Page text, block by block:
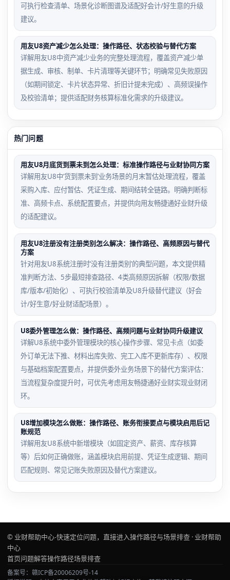
可执行检查清单、场景化诊断图谱及适配好会计/好生意的升级
建议。
用友U8资产减少怎么处理：操作路径、状态校验与替代方案
详解用友U8中资产减少业务的完整处理流程，覆盖资产减少单
据生成、审核、制单、卡片清理等关键环节；明确常见失败原因
（如期间锁定、卡片状态异常、折旧计提未完成）、高频误操作
及校验清单；提供适配财务核算标准化需求的升级建议。
热门问题
用友U8月底货到票未到怎么处理：标准操作路径与业财协同方案
详解用友U8中‘货到票未到’业务场景的月末暂估处理流程，覆盖
采购入库、应付暂估、凭证生成、期间结转全链路。明确判断标
准、高频卡点、系统配置要点，并提供向用友畅捷通好业财升级
的适配建议。
用友U8注册没有注册类别怎么解决：操作路径、高频原因与替代
方案
针对用友U8系统注册时‘没有注册类别’的典型问题，本文提供精
准判断方法、5步最短排查路径、4类高频原因拆解（权限/数据
库/版本/初始化）、可执行校验清单及U8升级替代建议（好会
计/好生意/好业财适配场景）。
U8委外管理怎么做：操作路径、高频问题与业财协同升级建议
详解U8系统中委外管理模块的核心操作步骤、常见卡点（如委
外订单无法下推、材料出库失败、完工入库不更新库存）、权限
与基础档案配置要点，并提供委外业务场景下的替代方案评估：
当流程复杂度提升时，可优先考虑用友畅捷通好业财实现业财闭
环。
U8增加模块怎么做账：操作路径、账务衔接要点与模块启用后记
账规范
详解用友U8系统中新增模块（如固定资产、薪资、库存核算
等）后如何正确做账，涵盖模块启用前提、凭证生成逻辑、期间
匹配规则、常见记账失败原因及替代方案建议。
© 业财帮助中心-快速定位问题，直接进入操作路径与场景排查 · 业财帮助
中心
首页问题解答操作路径场景排查
备案号：赣ICP备20006209号-14